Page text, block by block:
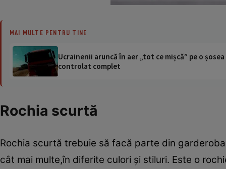
MAI MULTE PENTRU TINE
Ucrainenii aruncă în aer „tot ce mișcă” pe o
controlat complet
Rochia scurtă
Rochia scurtă trebuie să facă parte din
cât mai multe,în diferite culori şi stiluri. Este o